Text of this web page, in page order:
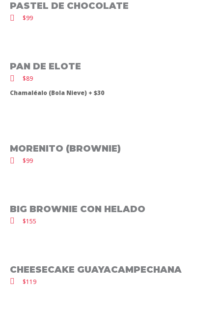
PASTEL DE CHOCOLATE
$99
PAN DE ELOTE
$89
Chamaléalo (Bola Nieve) + $30
MORENITO (BROWNIE)
$99
BIG BROWNIE CON HELADO
$155
CHEESECAKE GUAYACAMPECHANA
$119